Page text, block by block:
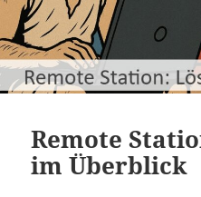
Remote
im Überblick